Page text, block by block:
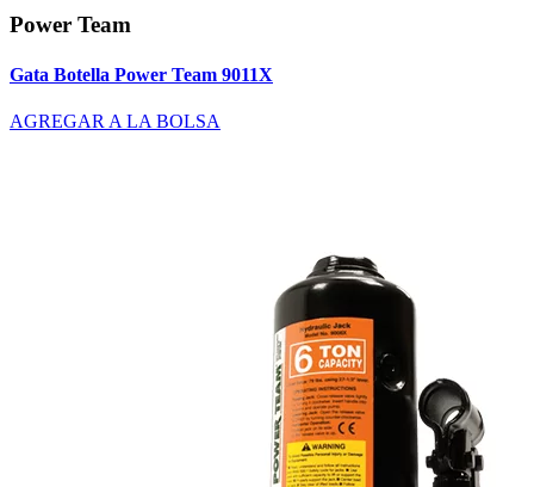
Power Team
Gata Botella Power Team 9011X
AGREGAR A LA BOLSA